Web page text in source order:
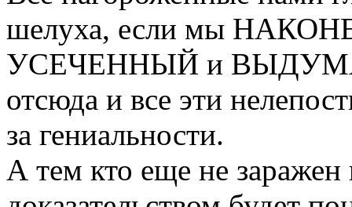
шелуха, если мы
УСЕЧЕННЫЙ и
отсюда и все эти
за гениальности.
А тем кто еще не заражен